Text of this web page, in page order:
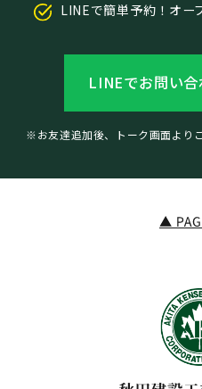
LINEで簡単予約！オー
LINEでお問い合
※お友達追加後、トーク画面より